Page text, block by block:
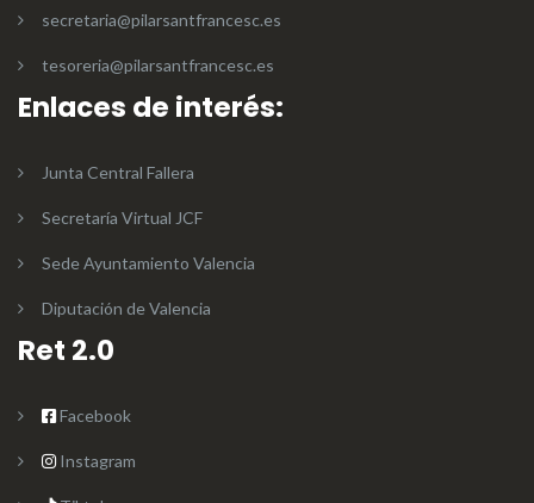
secretaria@pilarsantfrancesc.es
tesoreria@pilarsantfrancesc.es
Enlaces de interés:
Junta Central Fallera
Secretaría Virtual JCF
Sede Ayuntamiento Valencia
Diputación de Valencia
Ret 2.0
Facebook
Instagram